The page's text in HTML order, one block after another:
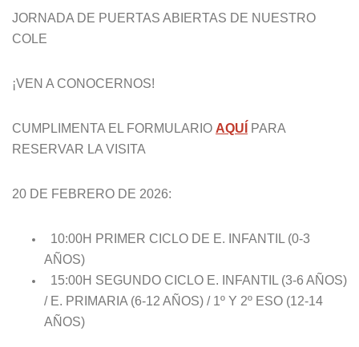
JORNADA DE PUERTAS ABIERTAS DE NUESTRO
COLE
¡VEN A CONOCERNOS!
CUMPLIMENTA EL FORMULARIO AQUÍ
PARA
RESERVAR LA VISITA
20 DE FEBRERO DE 2026:
10:00H PRIMER CICLO DE E. INFANTIL (0-3
AÑOS)
15:00H SEGUNDO CICLO E. INFANTIL (3-6 AÑOS)
/ E. PRIMARIA (6-12 AÑOS) / 1º Y 2º ESO (12-14
AÑOS)